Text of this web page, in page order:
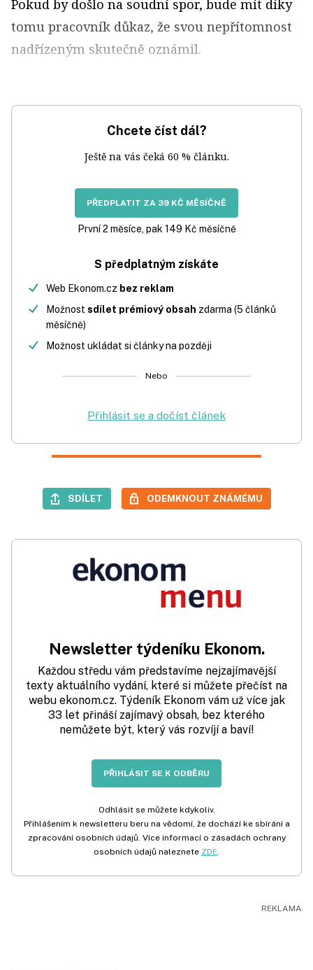
Pokud by došlo na soudní spor, bude mít díky
tomu pracovník důkaz, že svou nepřítomnost
nadřízeným skutečně oznámil.
Chcete číst dál?
Ještě na vás čeká 60 % článku.
PŘEDPLATIT ZA 39 KČ MĚSÍČNĚ
První 2 měsíce, pak 149 Kč měsíčně
S předplatným získáte
Web Ekonom.cz bez reklam
Možnost sdílet prémiový obsah zdarma (5 článků
měsíčně)
Možnost ukládat si články na později
Nebo
Přihlásit se a dočíst článek
SDÍLET ODEMKNOUT ZNÁMÉMU
Newsletter týdeníku Ekonom.
Každou středu vám představíme nejzajímavější
texty aktuálního vydání, které si můžete přečíst na
webu ekonom.cz. Týdeník Ekonom vám už více jak
33 let přináší zajímavý obsah, bez kterého
nemůžete být, který vás rozvíjí a baví!
PŘIHLÁSIT SE K ODBĚRU
Odhlásit se můžete kdykoliv.
Přihlášením k newsletteru beru na vědomí, že dochází ke sbírání a
zpracování osobních údajů. Více informací o zásadách ochrany
osobních údajů naleznete ZDE.